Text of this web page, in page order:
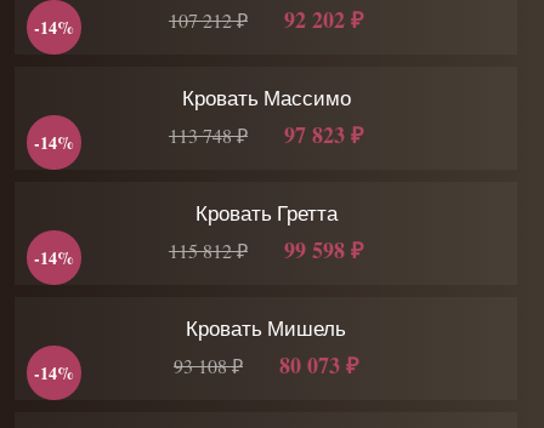
107 212 ₽ 92 202 ₽
-14%
Кровать Массимо
113 748 ₽ 97 823 ₽
-14%
Кровать Гретта
115 812 ₽ 99 598 ₽
-14%
Кровать Мишель
93 108 ₽ 80 073 ₽
-14%